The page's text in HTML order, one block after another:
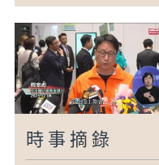
時事摘錄